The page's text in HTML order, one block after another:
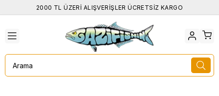
2000 TL ÜZERİ ALIŞVERİŞLER ÜCRETSİZ KARGO